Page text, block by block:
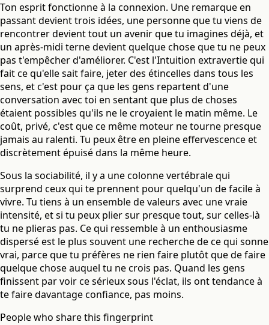
Ton esprit fonctionne à la connexion. Une remarque en
passant devient trois idées, une personne que tu viens de
rencontrer devient tout un avenir que tu imagines déjà, et
un après-midi terne devient quelque chose que tu ne peux
pas t'empêcher d'améliorer. C'est l'Intuition extravertie qui
fait ce qu'elle sait faire, jeter des étincelles dans tous les
sens, et c'est pour ça que les gens repartent d'une
conversation avec toi en sentant que plus de choses
étaient possibles qu'ils ne le croyaient le matin même. Le
coût, privé, c'est que ce même moteur ne tourne presque
jamais au ralenti. Tu peux être en pleine effervescence et
discrètement épuisé dans la même heure.
Sous la sociabilité, il y a une colonne vertébrale qui
surprend ceux qui te prennent pour quelqu'un de facile à
vivre. Tu tiens à un ensemble de valeurs avec une vraie
intensité, et si tu peux plier sur presque tout, sur celles-là
tu ne plieras pas. Ce qui ressemble à un enthousiasme
dispersé est le plus souvent une recherche de ce qui sonne
vrai, parce que tu préfères ne rien faire plutôt que de faire
quelque chose auquel tu ne crois pas. Quand les gens
finissent par voir ce sérieux sous l'éclat, ils ont tendance à
te faire davantage confiance, pas moins.
People who share this fingerprint